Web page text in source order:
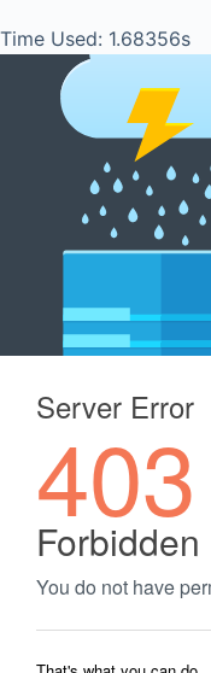
Time Used: 1.68356s